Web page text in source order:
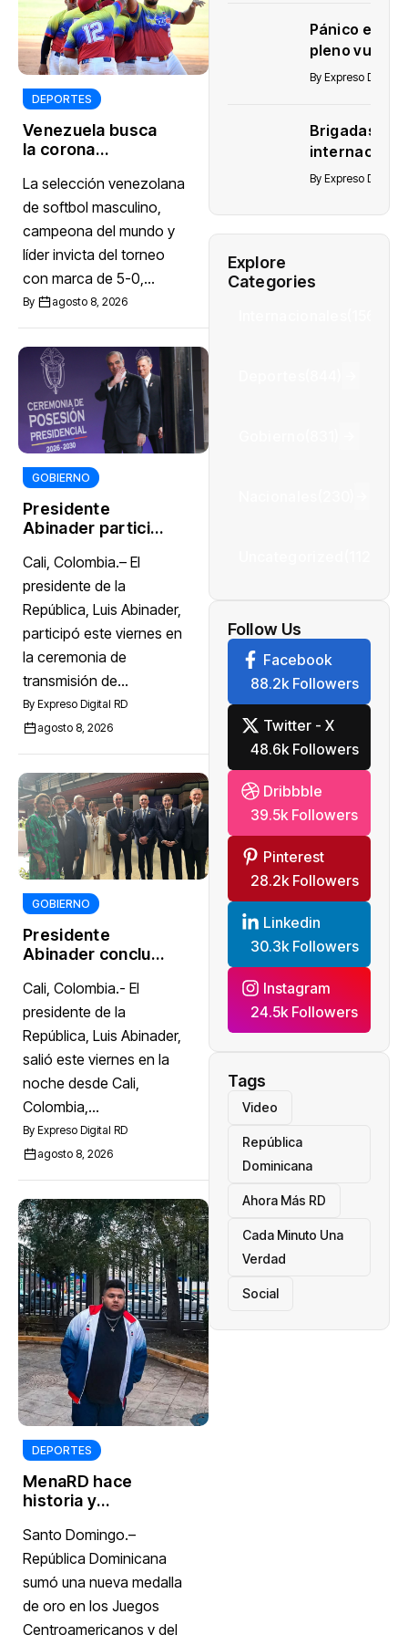
DEPORTES
Venezuela busca
la corona
ante República
Dominicana en
Santo Domingo
2026
La selección venezolana
de softbol masculino,
campeona del mundo y
líder invicta del torneo
con marca de 5-0,...
By agosto 8, 2026
GOBIERNO
Presidente
Abinader participa
de mando
presidencial de
Abelardo de la
Espriella, en
Colombia
Cali, Colombia.– El
presidente de la
República, Luis Abinader,
participó este viernes en
la ceremonia de
transmisión de...
By Expreso Digital RD
agosto 8, 2026
GOBIERNO
Presidente
Abinader concluye
Colombia y sale
hacia la República
Dominicana tras
toma de posesión
de Abelardo de la
Espriella
Cali, Colombia.- El
presidente de la
República, Luis Abinader,
salió este viernes en la
noche desde Cali,
Colombia,...
By Expreso Digital RD
agosto 8, 2026
DEPORTES
MenaRD hace
historia y
primer oro de RD
en eSports
Santo Domingo.–
República Dominicana
sumó una nueva medalla
de oro en los Juegos
Centroamericanos y del
lugar en
la Liga
Diamante
Pánico en
pleno vuelo:
pasajero
succionado
tras
de un avión
By Expreso Digital
Brigadas
buscan
sanitaria
By Expreso Digital
Explore
Categories
Follow Us
Facebook
88.2k Followers
Twitter - X
48.6k Followers
Dribbble
39.5k Followers
Pinterest
28.2k Followers
Linkedin
30.3k Followers
Instagram
24.5k Followers
Tags
Video
República
Dominicana
Ahora Más RD
Cada Minuto Una
Verdad
Social